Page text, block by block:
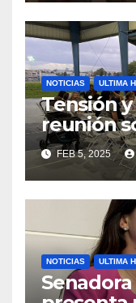
NOTICIAS ULTIMA
Tensión
reunión
Reparto
FEB 5, 2025
NOTICIAS ULTIMA